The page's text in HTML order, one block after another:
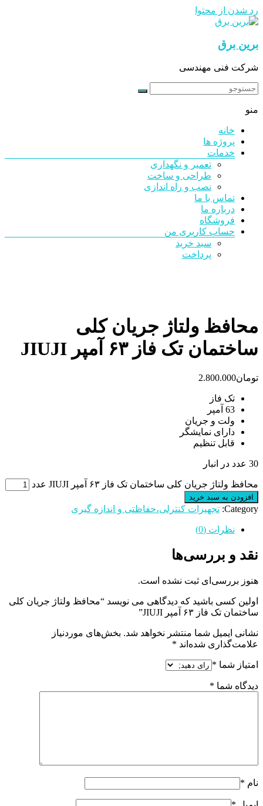
رد شدن از محتوا
برین برق
شرکت فنی مهندسی
منو
خانه
پروژه ها
خدمات
تعمیر و نگهداری
طراحی و ساخت
نصب و راه اندازی
تماس با ما
درباره ما
فروشگاه
حساب کاربری من
سبد خرید
پرداخت
محافظ ولتاژ جریان کلی
ساختمان تک فاز ۶۳ آمپر JIUJI
تومان2.800.000
تک فاز
63 آمپر
ولت و جریان
دارای نمایشگر
قابل تنظیم
30 عدد در انبار
محافظ ولتاژ جریان کلی ساختمان تک فاز ۶۳ آمپر JIUJI عدد
افزودن به سبد خرید
Category: تجهیزات کنترلی،حفاظتی و اندازه گیری
نظرات (0)
نقد و بررسی‌ها
هنوز بررسی‌ای ثبت نشده است.
اولین کسی باشید که دیدگاهی می نویسد “محافظ ولتاژ جریان کلی
ساختمان تک فاز ۶۳ آمپر JIUJI”
نشانی ایمیل شما منتشر نخواهد شد. بخش‌های موردنیاز
علامت‌گذاری شده‌اند *
امتیاز شما *
دیدگاه شما *
نام *